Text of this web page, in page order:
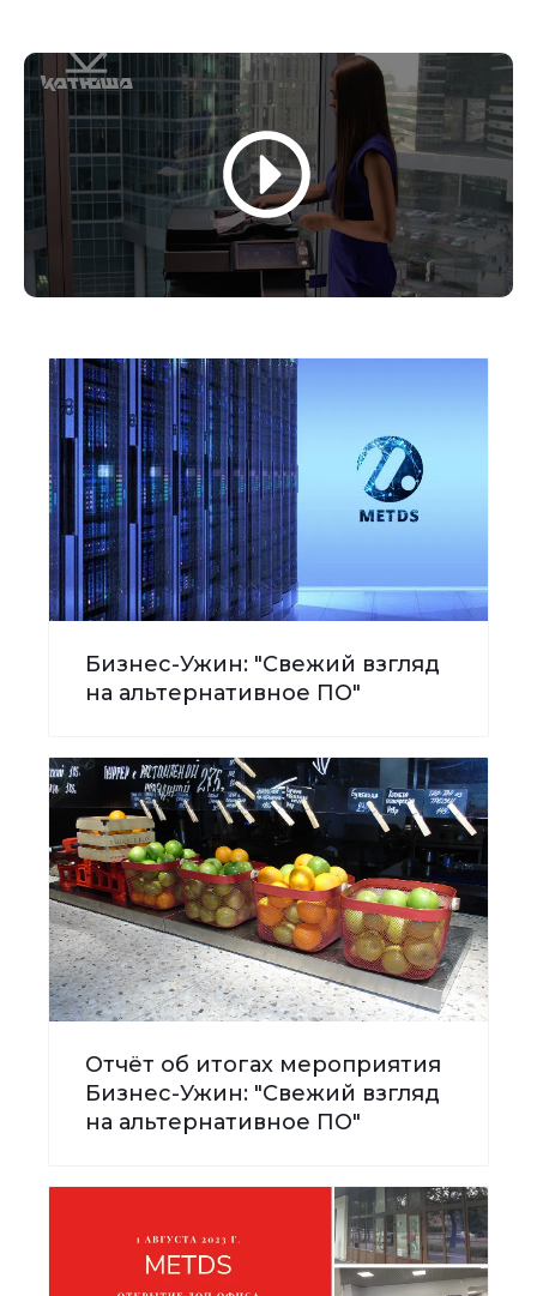
Бизнес-Ужин: "Свежий взгляд
на альтернативное ПО"
Отчёт об итогах мероприятия
Бизнес-Ужин: "Свежий взгляд
на альтернативное ПО"